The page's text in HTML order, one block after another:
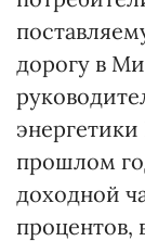
дорогу в
прошлом
доходной
процентов,